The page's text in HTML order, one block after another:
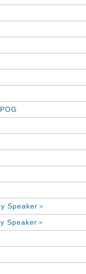
Speaker＞
Speaker＞